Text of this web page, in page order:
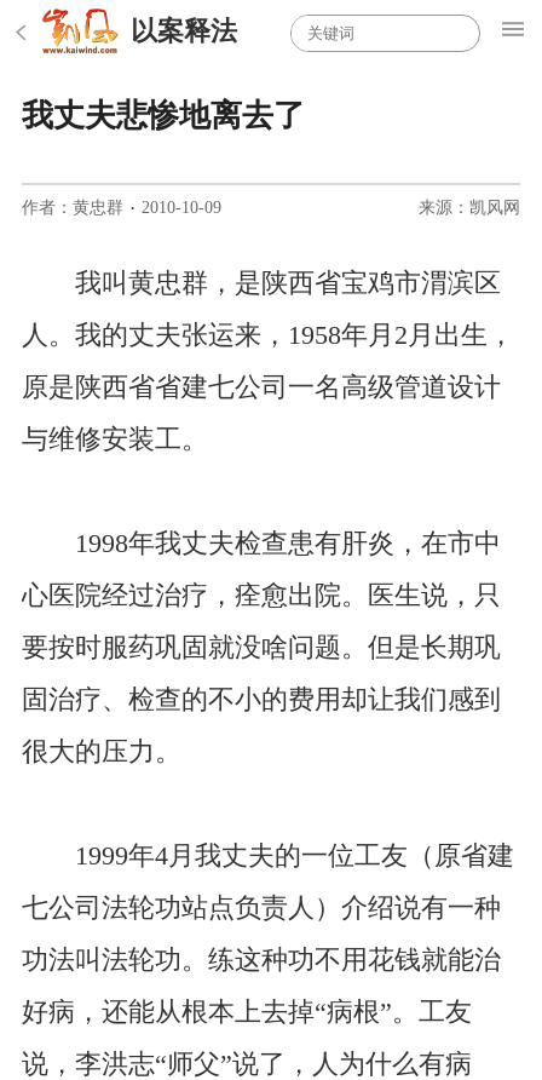
以案释法
我丈夫悲惨地离去了
作者：黄忠群 · 2010-10-09 来源：凯风网
我叫黄忠群，是陕西省宝鸡市渭滨区
人。我的丈夫张运来，1958年月2月出生，
原是陕西省省建七公司一名高级管道设计
与维修安装工。
1998年我丈夫检查患有肝炎，在市中
心医院经过治疗，痊愈出院。医生说，只
要按时服药巩固就没啥问题。但是长期巩
固治疗、检查的不小的费用却让我们感到
很大的压力。
1999年4月我丈夫的一位工友（原省建
七公司法轮功站点负责人）介绍说有一种
功法叫法轮功。练这种功不用花钱就能治
好病，还能从根本上去掉“病根”。工友
说，李洪志“师父”说了，人为什么有病